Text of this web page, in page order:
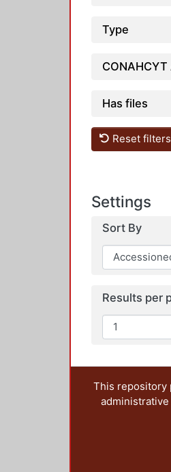
Type
CONAHCYT
Has files
Reset filters
Settings
Sort By
Results per
This repository